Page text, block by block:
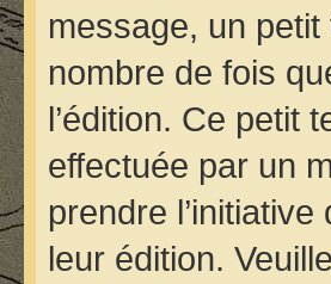
message, un
nombre de fois
l’édition. Ce petit
effectuée par un
prendre
leur édition.